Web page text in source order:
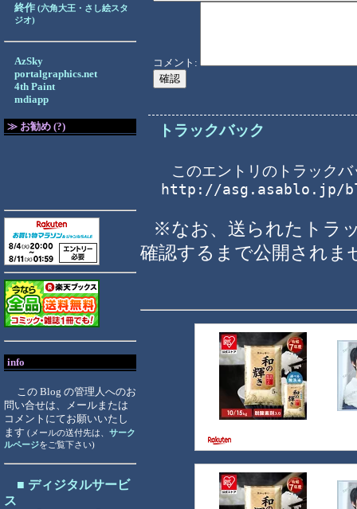
終作 (六角大王・さし絵スタ
ジオ)
AzSky
portalgraphics.net
4th Paint
mdiapp
≫ お勧め (?)
info
この Blog の管理人へのお
問い合せは、メールまたは
コメントにてお願いいたし
ます (メールの送付先は、 サーク
ルページをご覧下さい)
■ ディジタルサービ
ス
コメント:
トラックバック
このエントリのトラック
http://asg.asablo.jp/
※なお、送られたトラ
確認するまで公開されま